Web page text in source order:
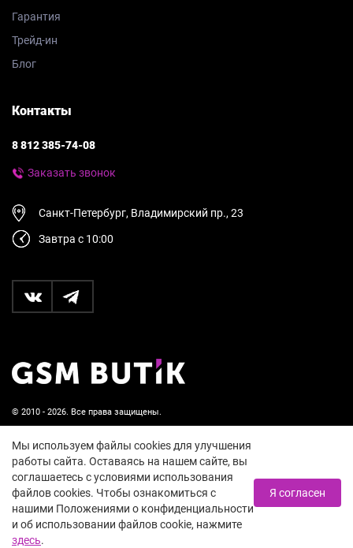
© 2010 - 2026. Все права защищены.
Пользовательское соглашение и политика
конфиденциальности
18+
Гарантия
Трейд-ин
Блог
Контакты
8 812 385-74-08
Заказать звонок
Санкт-Петербург, Владимирский пр., 23
Завтра с 10:00
Мы используем файлы cookies для улучшения
работы сайта. Оставаясь на нашем сайте, вы
соглашаетесь с условиями использования
файлов cookies. Чтобы ознакомиться с
нашими Положениями о конфиденциальности
и об использовании файлов cookie, нажмите
здесь.
Я согласен